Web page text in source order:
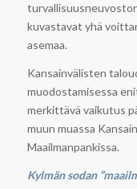
kuvastavat yhä
asemaa.
Kansainvälisten
muodostamisessa
merkittävä vaikutus
muun muassa
Maailmanpankissa.
Kylmän sodan